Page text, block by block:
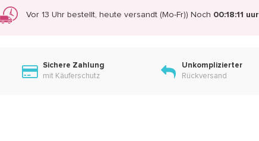
Vor 13 Uhr bestellt, heute versandt (Mo-Fr)) Noch 00:18:10 uur
Sichere Zahlung
mit Käuferschutz
Unkomplizierter
Rückversand